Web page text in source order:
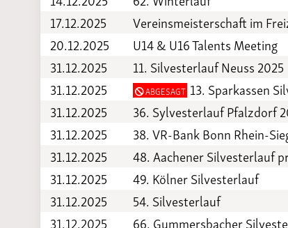
17.12.2025
Vereinsmeisterschaft im
20.12.2025
U14 & U16 Talents Meeting
31.12.2025
11. Silvesterlauf Neuss 2025
31.12.2025
ABGESAGT 13. Sparkassen
31.12.2025
36. Sylvesterlauf Pfalzdorf
31.12.2025
38. VR-Bank Bonn Rhein-
31.12.2025
48. Aachener Silvesterlauf
31.12.2025
49. Kölner Silvesterlauf
31.12.2025
54. Silvesterlauf
31.12.2025
66. Gummersbacher